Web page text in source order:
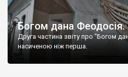
Богом дана Феодосія.
Друга частина звіту про "Богом
насиченою ніж перша.